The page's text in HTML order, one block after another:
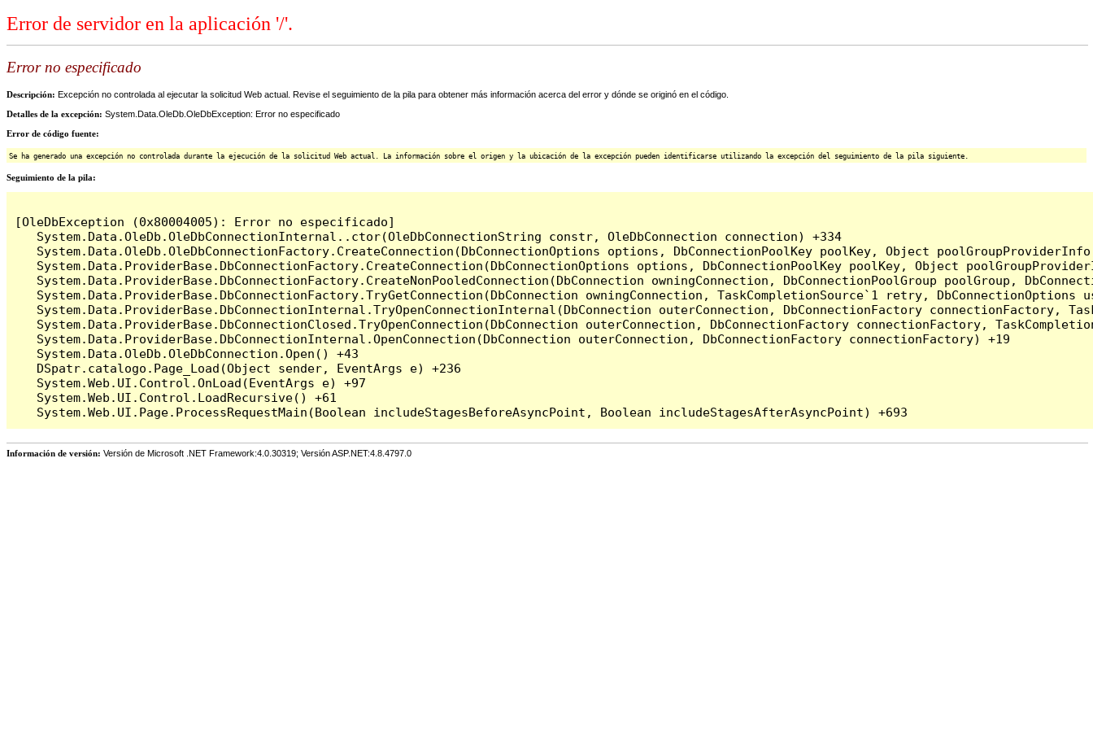
Error de servidor en la aplicación '/'.
Error no especificado
Descripción: Excepción no controlada al ejecutar la solicitud Web actual. Revise el seguimiento de la pila para obtener más información acerca del error y dónde se originó en el código.
Detalles de la excepción: System.Data.OleDb.OleDbException: Error no especificado
Error de código fuente:
Se ha generado una excepción no controlada durante la ejecución de la solicitud Web actual. La información sobre el origen y la ubicación de la excepción pueden identificarse utilizando la excepción del seguimiento de la pila siguiente.
Seguimiento de la pila:
[OleDbException (0x80004005): Error no especificado]
   System.Data.OleDb.OleDbConnectionInternal..ctor(OleDbConnectionString constr, OleDbConnection connection) +334
System.Data.OleDb.OleDbConnectionFactory.CreateConnection(DbConnectionOptions options, DbConnectionPoolKey poolKey, Object
System.Data.ProviderBase.DbConnectionFactory.CreateConnection(DbConnectionOptions options, DbConnectionPoolKey poolKey, Object
System.Data.ProviderBase.DbConnectionFactory.CreateNonPooledConnection(DbConnection owningConnection, DbConnectionPoolGroup poolGroup,
System.Data.ProviderBase.DbConnectionFactory.TryGetConnection(DbConnection owningConnection, TaskCompletionSource`1 retry,
System.Data.ProviderBase.DbConnectionInternal.TryOpenConnectionInternal(DbConnection outerConnection, DbConnectionFactory connectionFactory,
System.Data.ProviderBase.DbConnectionClosed.TryOpenConnection(DbConnection outerConnection, DbConnectionFactory connectionFactory,
   System.Data.ProviderBase.DbConnectionInternal.OpenConnection(DbConnection outerConnection, DbConnectionFactory connectionFactory) +19
   System.Data.OleDb.OleDbConnection.Open() +43
   DSpatr.catalogo.Page_Load(Object sender, EventArgs e) +236
   System.Web.UI.Control.OnLoad(EventArgs e) +97
   System.Web.UI.Control.LoadRecursive() +61
Información de versión: Versión de Microsoft .NET Framework:4.0.30319; Versión ASP.NET:4.8.4797.0